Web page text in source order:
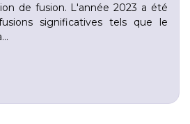
de fusion. L'année 2023 a été
significatives tels que le